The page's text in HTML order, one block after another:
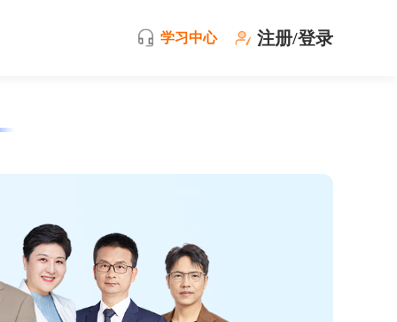
学习中心 注册/登录